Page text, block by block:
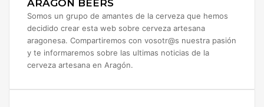
ARAGON BEERS
Somos un grupo de amantes de la cerveza que hemos
decidido crear esta web sobre cerveza artesana
aragonesa. Compartiremos con vosotr@s nuestra pasión
y te informaremos sobre las ultimas noticias de la
cerveza artesana en Aragón.